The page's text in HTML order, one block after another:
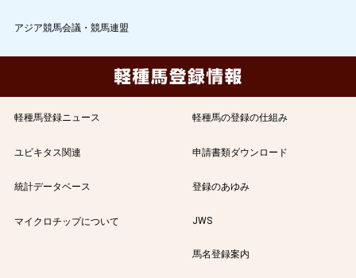
アジア競馬会議・競馬連盟
軽種馬登録ニュース 軽種馬の登録の仕組み
ユビキタス関連 申請書類ダウンロード
統計データベース 登録のあゆみ
マイクロチップについて JWS
馬名登録案内